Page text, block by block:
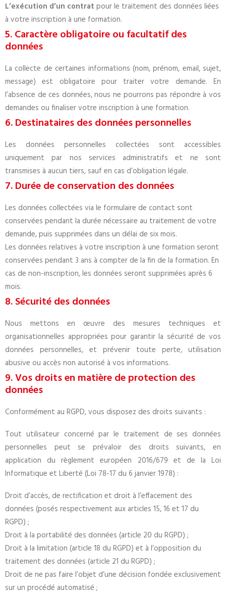
L’exécution d’un contrat pour le traitement des données liées
à votre inscription à une formation.
5. Caractère obligatoire ou facultatif des
données
La collecte de certaines informations (nom, prénom, email, sujet,
message) est obligatoire pour traiter votre demande. En
l’absence de ces données, nous ne pourrons pas répondre à vos
demandes ou finaliser votre inscription à une formation.
6. Destinataires des données personnelles
Les données personnelles collectées sont accessibles
uniquement par nos services administratifs et ne sont
transmises à aucun tiers, sauf en cas d’obligation légale.
7. Durée de conservation des données
Les données collectées via le formulaire de contact sont
conservées pendant la durée nécessaire au traitement de votre
demande, puis supprimées dans un délai de six mois.
Les données relatives à votre inscription à une formation seront
conservées pendant 3 ans à compter de la fin de la formation. En
cas de non-inscription, les données seront supprimées après 6
mois.
8. Sécurité des données
Nous mettons en œuvre des mesures techniques et
organisationnelles appropriées pour garantir la sécurité de vos
données personnelles, et prévenir toute perte, utilisation
abusive ou accès non autorisé à vos informations.
9. Vos droits en matière de protection des
données
Conformément au RGPD, vous disposez des droits suivants :
Tout utilisateur concerné par le traitement de ses données
personnelles peut se prévaloir des droits suivants, en
application du règlement européen 2016/679 et de la Loi
Informatique et Liberté (Loi 78-17 du 6 janvier 1978) :
Droit d’accès, de rectification et droit à l’effacement des
données (posés respectivement aux articles 15, 16 et 17 du
RGPD) ;
Droit à la portabilité des données (article 20 du RGPD) ;
Droit à la limitation (article 18 du RGPD) et à l’opposition du
traitement des données (article 21 du RGPD) ;
Droit de ne pas faire l’objet d’une décision fondée exclusivement
sur un procédé automatisé ;